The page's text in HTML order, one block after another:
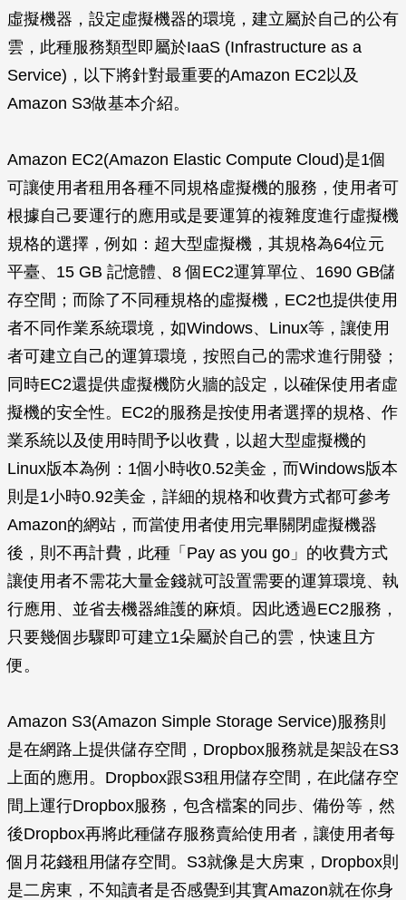
虛擬機器，設定虛擬機器的環境，建立屬於自己的公有
雲，此種服務類型即屬於IaaS (Infrastructure as a
Service)，以下將針對最重要的Amazon EC2以及
Amazon S3做基本介紹。
Amazon EC2(Amazon Elastic Compute Cloud)是1個
可讓使用者租用各種不同規格虛擬機的服務，使用者可
根據自己要運行的應用或是要運算的複雜度進行虛擬機
規格的選擇，例如：超大型虛擬機，其規格為64位元
平臺、15 GB 記憶體、8 個EC2運算單位、1690 GB儲
存空間；而除了不同種規格的虛擬機，EC2也提供使用
者不同作業系統環境，如Windows、Linux等，讓使用
者可建立自己的運算環境，按照自己的需求進行開發；
同時EC2還提供虛擬機防火牆的設定，以確保使用者虛
擬機的安全性。EC2的服務是按使用者選擇的規格、作
業系統以及使用時間予以收費，以超大型虛擬機的
Linux版本為例：1個小時收0.52美金，而Windows版本
則是1小時0.92美金，詳細的規格和收費方式都可參考
Amazon的網站，而當使用者使用完畢關閉虛擬機器
後，則不再計費，此種「Pay as you go」的收費方式
讓使用者不需花大量金錢就可設置需要的運算環境、執
行應用、並省去機器維護的麻煩。因此透過EC2服務，
只要幾個步驟即可建立1朵屬於自己的雲，快速且方
便。
Amazon S3(Amazon Simple Storage Service)服務則
是在網路上提供儲存空間，Dropbox服務就是架設在S3
上面的應用。Dropbox跟S3租用儲存空間，在此儲存空
間上運行Dropbox服務，包含檔案的同步、備份等，然
後Dropbox再將此種儲存服務賣給使用者，讓使用者每
個月花錢租用儲存空間。S3就像是大房東，Dropbox則
是二房東，不知讀者是否感覺到其實Amazon就在你身